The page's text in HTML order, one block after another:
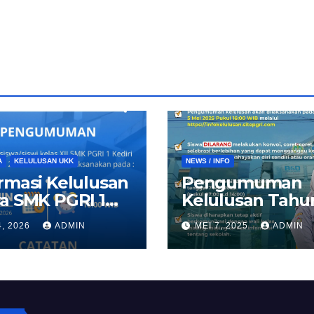
KELULUSAN UKK
Kelulusan
SMK PGRI 1
2026
2026 ADMIN
NEWS / INFO
Pengumuman
Kelulusan
Ajaran 2024/
MEI 7, 2025 ADMIN